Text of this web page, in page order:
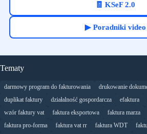
🧾 KSeF 2.0
▶ Poradniki video
Tematy
darmowy program do fakturowania
drukowanie
duplikat faktury
działalność gospordarcza efaktura
wzór faktury vat
faktura eksportowa faktura marza
faktura pro-forma
faktura vat rr faktura WDT